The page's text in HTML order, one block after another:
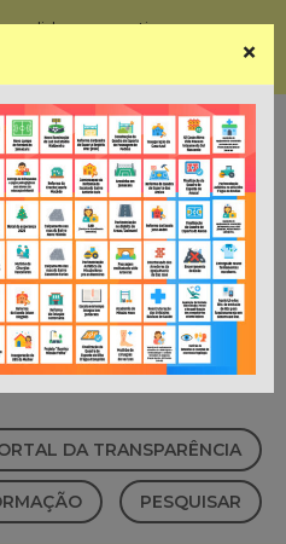
preventivas
DA TRANSPARÊNCIA
PESQUISAR
×